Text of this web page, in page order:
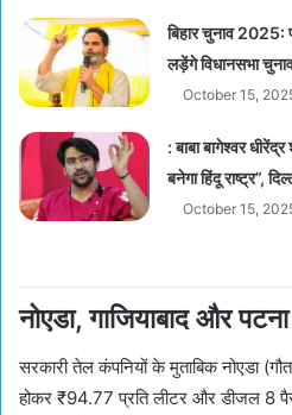
बिहार चुनाव 2025:
लड़ेंगे विधानसभा
October 15,
: बाबा बागेश्वर
बनेगा हिंदू राष्ट्र”,
October 15,
नोएडा, गाजियाबाद और
सरकारी तेल कंपनियों के मुताबिक नोएडा
होकर ₹94.77 प्रति लीटर और डीजल 8